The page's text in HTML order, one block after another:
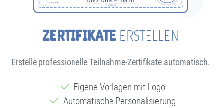
ZERTIFIKATE ERSTELLEN
Erstelle professionelle Teilnahme-Zertifikate automatisch.
Eigene Vorlagen mit Logo
Automatische Personalisierung